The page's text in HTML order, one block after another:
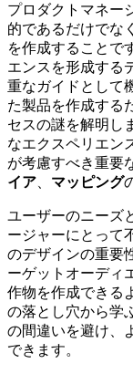
プロダクトマネー
的であるだけでな
を作成することで
エンスを形成する
重なガイドとして
た製品を作成する
セスの謎を解明し
なエクスペリエン
が考慮すべき重要
イア
マッピング
ユーザーのニーズ
ージャーにとって
のデザインの重要
ーゲットオーディ
作物を作成できる
の落とし穴から学
の間違いを避け、
できます。